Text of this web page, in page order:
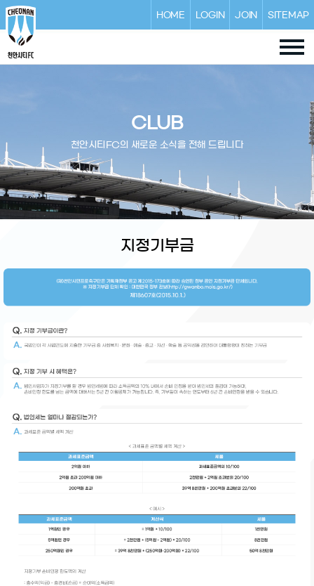
HOME LOGIN JOIN SITEMAP
CLUB
천안시티FC의 새로운 소식을 전해 드립니다
지정기부금